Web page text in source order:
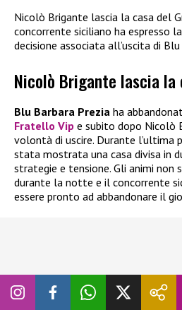
Nicolò Brigante lascia la casa del
concorrente siciliano ha espresso
decisione associata all’uscita di
Nicolò Brigante lascia la
Blu Barbara Prezia ha
Fratello Vip e subito dopo Nicolò
volontà di uscire. Durante l’ultima
stata mostrata una casa divisa in
strategie e tensione. Gli animi non
durante la notte e il concorrente
essere pronto ad abbandonare il